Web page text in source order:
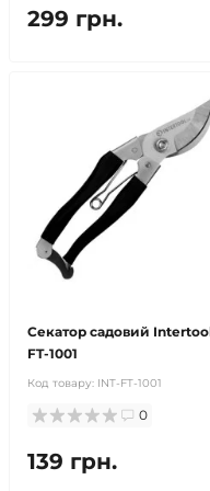
299 грн.
Секатор садовий
FT-1001
Код товару: INT-FT-1001
0
139 грн.